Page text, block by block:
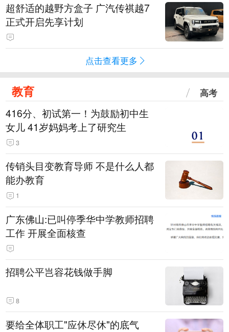
超舒适的越野方盒子 广汽传祺越7
正式开启先享计划
点击查看更多
教育 高考
416分、初试第一！为鼓励初中生
女儿 41岁妈妈考上了研究生
3
传销头目变教育导师 不是什么人都
能办教育
1
广东佛山:已叫停季华中学教师招聘
工作 开展全面核查
招聘公平岂容花钱做手脚
8
要给全体职工"应休尽休"的底气